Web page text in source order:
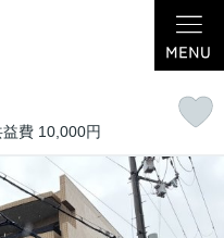
費 10,000円